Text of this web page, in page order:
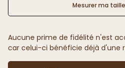
Mesurer ma
Aucune prime de fidélité n'est
car celui-ci bénéficie déjà d'une